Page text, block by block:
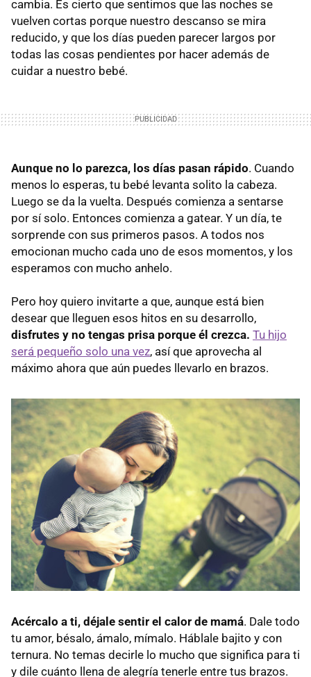
cambia. Es cierto que sentimos que las noches se
vuelven cortas porque nuestro descanso se mira
reducido, y que los días pueden parecer largos por
todas las cosas pendientes por hacer además de
cuidar a nuestro bebé.
Aunque no lo parezca, los días pasan rápido. Cuando
menos lo esperas, tu bebé levanta solito la cabeza.
Luego se da la vuelta. Después comienza a sentarse
por sí solo. Entonces comienza a gatear. Y un día, te
sorprende con sus primeros pasos. A todos nos
emocionan mucho cada uno de esos momentos, y los
esperamos con mucho anhelo.
Pero hoy quiero invitarte a que, aunque está bien
desear que lleguen esos hitos en su desarrollo,
disfrutes y no tengas prisa porque él crezca. Tu hijo
será pequeño solo una vez, así que aprovecha al
máximo ahora que aún puedes llevarlo en brazos.
Acércalo a ti, déjale sentir el calor de mamá. Dale todo
tu amor, bésalo, ámalo, mímalo. Háblale bajito y con
ternura. No temas decirle lo mucho que significa para ti
y dile cuánto llena de alegría tenerle entre tus brazos.